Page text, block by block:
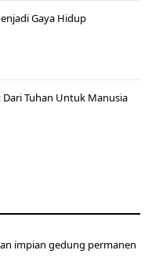
Gaya Hidup
Dari Tuhan Untuk Manusia
impian gedung permanen